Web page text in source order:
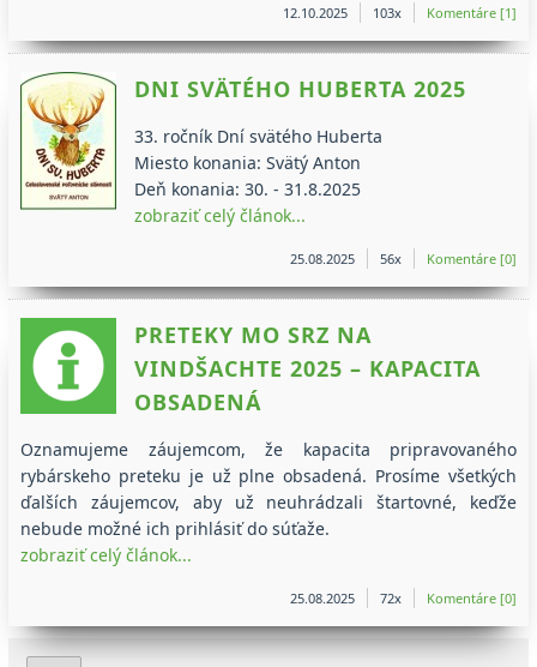
12.10.2025 103x Komentáre [1]
DNI SVÄTÉHO HUBERTA 2025
33. ročník Dní svätého Huberta
Miesto konania: Svätý Anton
Deň konania: 30. - 31.8.2025
zobraziť celý článok...
25.08.2025 56x Komentáre [0]
PRETEKY MO SRZ NA
VINDŠACHTE 2025 – KAPACITA
OBSADENÁ
Oznamujeme záujemcom, že kapacita pripravovaného
rybárskeho preteku je už plne obsadená. Prosíme všetkých
ďalších záujemcov, aby už neuhrádzali štartovné, keďže
nebude možné ich prihlásiť do súťaže.
zobraziť celý článok...
25.08.2025 72x Komentáre [0]